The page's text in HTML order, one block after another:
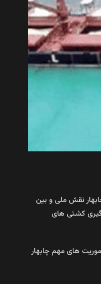
نقش ملی و بین
کشتی های
ادامه داد: یکی از مأموریت های مهم چابهار